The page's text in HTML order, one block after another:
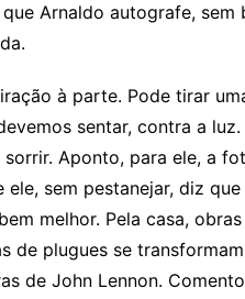
Arnaldo autografe, sem
à parte. Pode tirar
sentar, contra a
Aponto, para ele, a
sem pestanejar, diz
melhor. Pela casa,
de plugues se
de John Lennon.